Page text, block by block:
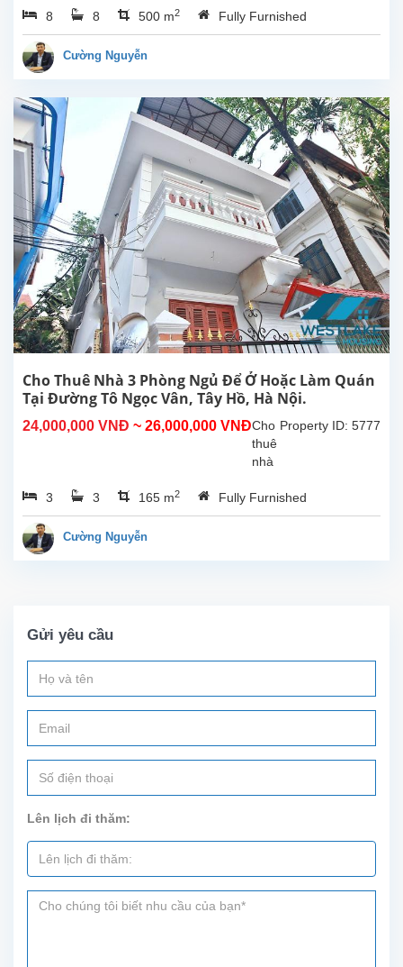
phòng
ngủ
tại
Âu
Cơ,
Tây
Hồ,
Hà
Nội.
Tổng
diện
tích
sinh
hoạt
500m²,
bếp
8
phòng
có
phòng
tắm...
8 8 500 m2 Fully Furnished
Cường Nguyễn
Cho Thuê Nhà 3 Phòng Ngủ Để Ở Hoặc Làm Quán
Tại Đường Tô Ngọc Vân, Tây Hồ, Hà Nội.
24,000,000 VNĐ ~ 26,000,000 VNĐ Property ID: 5777
Cho
thuê
nhà
phòng
ngủ
đường
Ngọc
Vân,
Hồ,
đất
diện
tích
3 3 165 m2 Fully Furnished
Cường Nguyễn
Gửi yêu cầu
Lên lịch đi thăm: